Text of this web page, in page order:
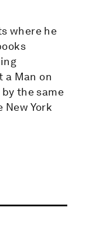
where he
a Man on
the same
York